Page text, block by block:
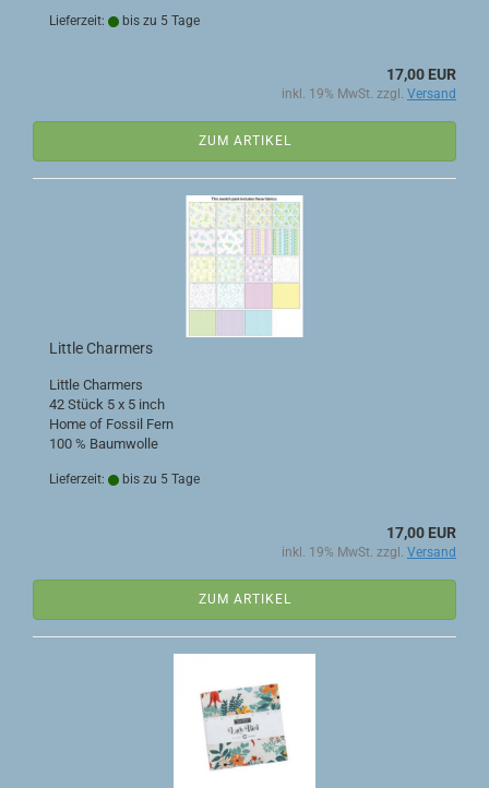
Lieferzeit: bis zu 5 Tage
17,00 EUR
inkl. 19% MwSt. zzgl. Versand
ZUM ARTIKEL
Little Charmers
Little Charmers
42 Stück 5 x 5 inch
Home of Fossil Fern
100 % Baumwolle
Lieferzeit: bis zu 5 Tage
17,00 EUR
inkl. 19% MwSt. zzgl. Versand
ZUM ARTIKEL